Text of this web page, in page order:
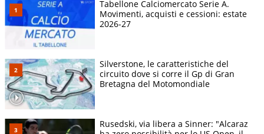
Tabellone Calciomercato Serie A.
Movimenti, acquisti e cessioni: estate
2026-27
Silverstone, le caratteristiche del
circuito dove si corre il Gp di Gran
Bretagna del Motomondiale
Rusedski, via libera a Sinner: "Alcaraz